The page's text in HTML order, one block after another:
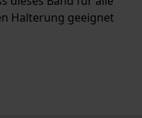
Halterung geeignet